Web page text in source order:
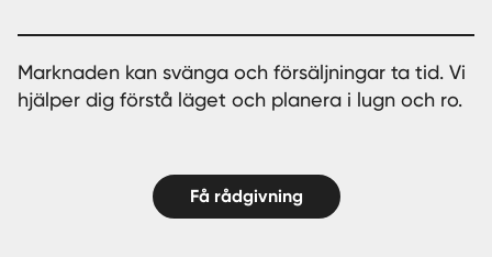
Marknaden kan svänga och försäljningar ta tid. Vi
hjälper dig förstå läget och planera i lugn och ro.
Få rådgivning